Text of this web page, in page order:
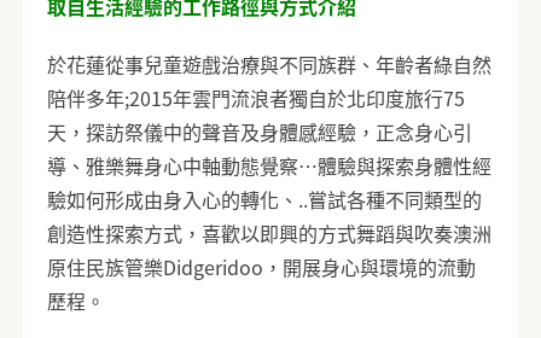
取自生活經驗的工作路徑與方式介紹
於花蓮從事兒童遊戲治療與不同族群、年齡者綠自然
陪伴多年;2015年雲門流浪者獨自於北印度旅行75
天，探訪祭儀中的聲音及身體感經驗，正念身心引
導、雅樂舞身心中軸動態覺察…體驗與探索身體性經
驗如何形成由身入心的轉化、..嘗試各種不同類型的
創造性探索方式，喜歡以即興的方式舞蹈與吹奏澳洲
原住民族管樂Didgeridoo，開展身心與環境的流動
歷程。